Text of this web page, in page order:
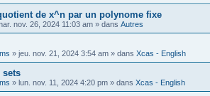
de x^n par un polynome fixe
nov. 26, 2024 11:03 am » dans Autres
» jeu. nov. 21, 2024 3:54 am » dans Xcas - English
sets
» lun. nov. 11, 2024 4:20 pm » dans Xcas - English